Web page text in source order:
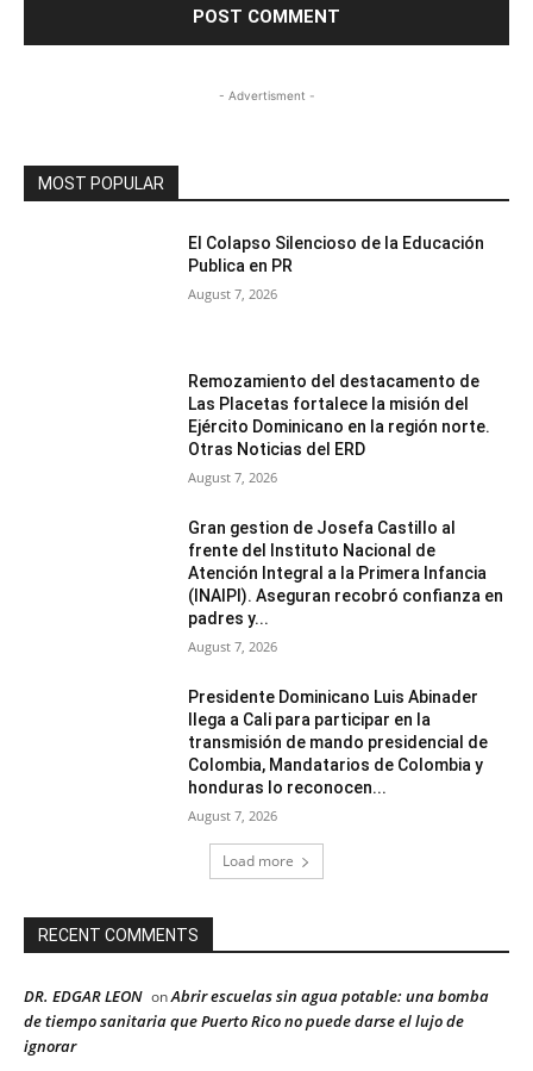
- Advertisment -
MOST POPULAR
El Colapso Silencioso de la Educación
Publica en PR
August 7, 2026
Remozamiento del destacamento de
Las Placetas fortalece la misión del
Ejército Dominicano en la región norte.
Otras Noticias del ERD
August 7, 2026
Gran gestion de Josefa Castillo al
frente del Instituto Nacional de
Atención Integral a la Primera Infancia
(INAIPI). Aseguran recobró confianza en
padres y...
August 7, 2026
Presidente Dominicano Luis Abinader
llega a Cali para participar en la
transmisión de mando presidencial de
Colombia, Mandatarios de Colombia y
honduras lo reconocen...
August 7, 2026
Load more
RECENT COMMENTS
DR. EDGAR LEON onAbrir escuelas sin agua potable: una bomba
de tiempo sanitaria que Puerto Rico no puede darse el lujo de
ignorar